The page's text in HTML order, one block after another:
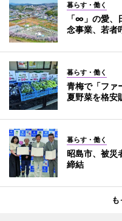
暮らす・働く
「∞」の愛
念事業、若者
暮らす・働く
青梅で「フ
夏野菜を格安
暮らす・働く
昭島市、被災
締結
も